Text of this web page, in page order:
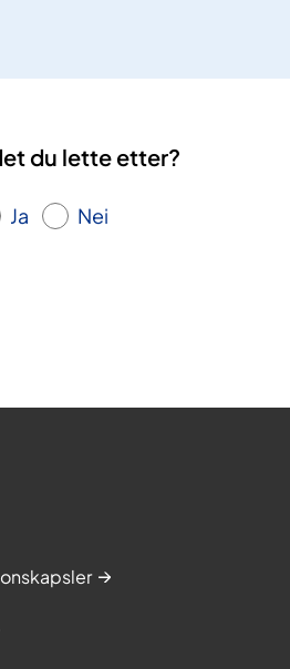
r
d
s
l
d
l
d
du lette etter?
Ja Nei